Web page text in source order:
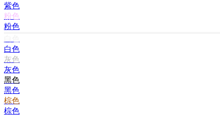
紫色
粉色
粉色
白色
灰色
灰色
黑色
黑色
棕色
棕色